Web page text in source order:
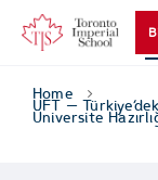
Home
UFT —
Üniversite